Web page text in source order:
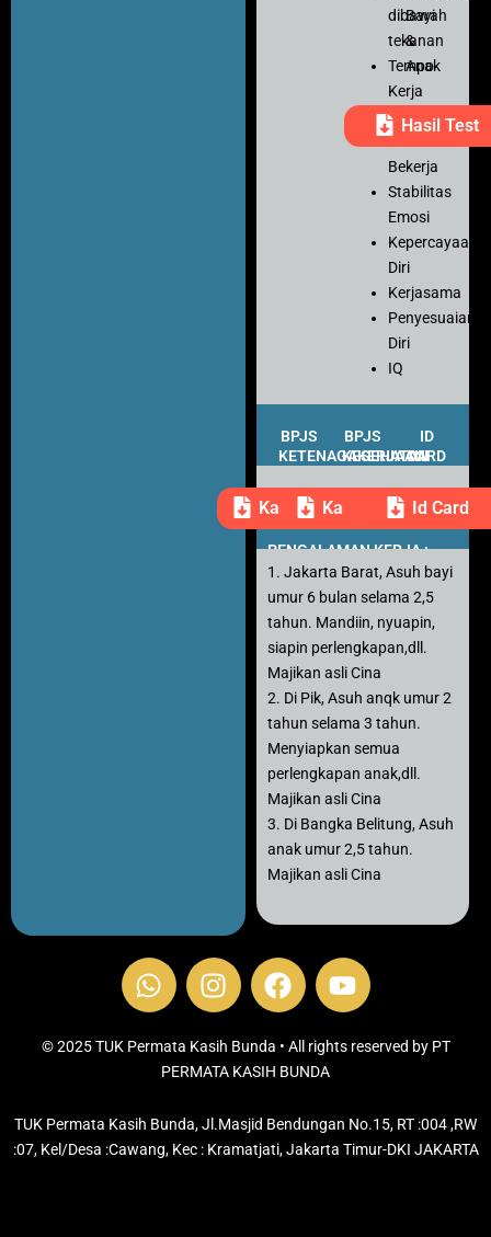
dibawah
tekanan
Tempo
Kerja
Ketelitian
Motivasi
Bekerja
Stabilitas
Emosi
Kepercayaan
Diri
Kerjasama
Penyesuaian
Diri
IQ
Bayi
&
Anak
Hasil Test
BPJS
KETENAGAKERJAAN
BPJS
KESEHATAN
ID
CARD
Kartu PesertaKartu PesertaId Card
PENGALAMAN KERJA :
1. Jakarta Barat, Asuh bayi
umur 6 bulan selama 2,5
tahun. Mandiin, nyuapin,
siapin perlengkapan,dll.
Majikan asli Cina
2. Di Pik, Asuh anqk umur 2
tahun selama 3 tahun.
Menyiapkan semua
perlengkapan anak,dll.
Majikan asli Cina
3. Di Bangka Belitung, Asuh
anak umur 2,5 tahun.
Majikan asli Cina
W
h
t
p
p
I
n
t
a
r
a
F
a
e
b
o
k
Y
o
t
e
© 2025 TUK Permata Kasih Bunda • All rights reserved by PT
PERMATA KASIH BUNDA
TUK Permata Kasih Bunda, Jl.Masjid Bendungan No.15, RT :004 ,RW
:07, Kel/Desa :Cawang, Kec : Kramatjati, Jakarta Timur-DKI JAKARTA